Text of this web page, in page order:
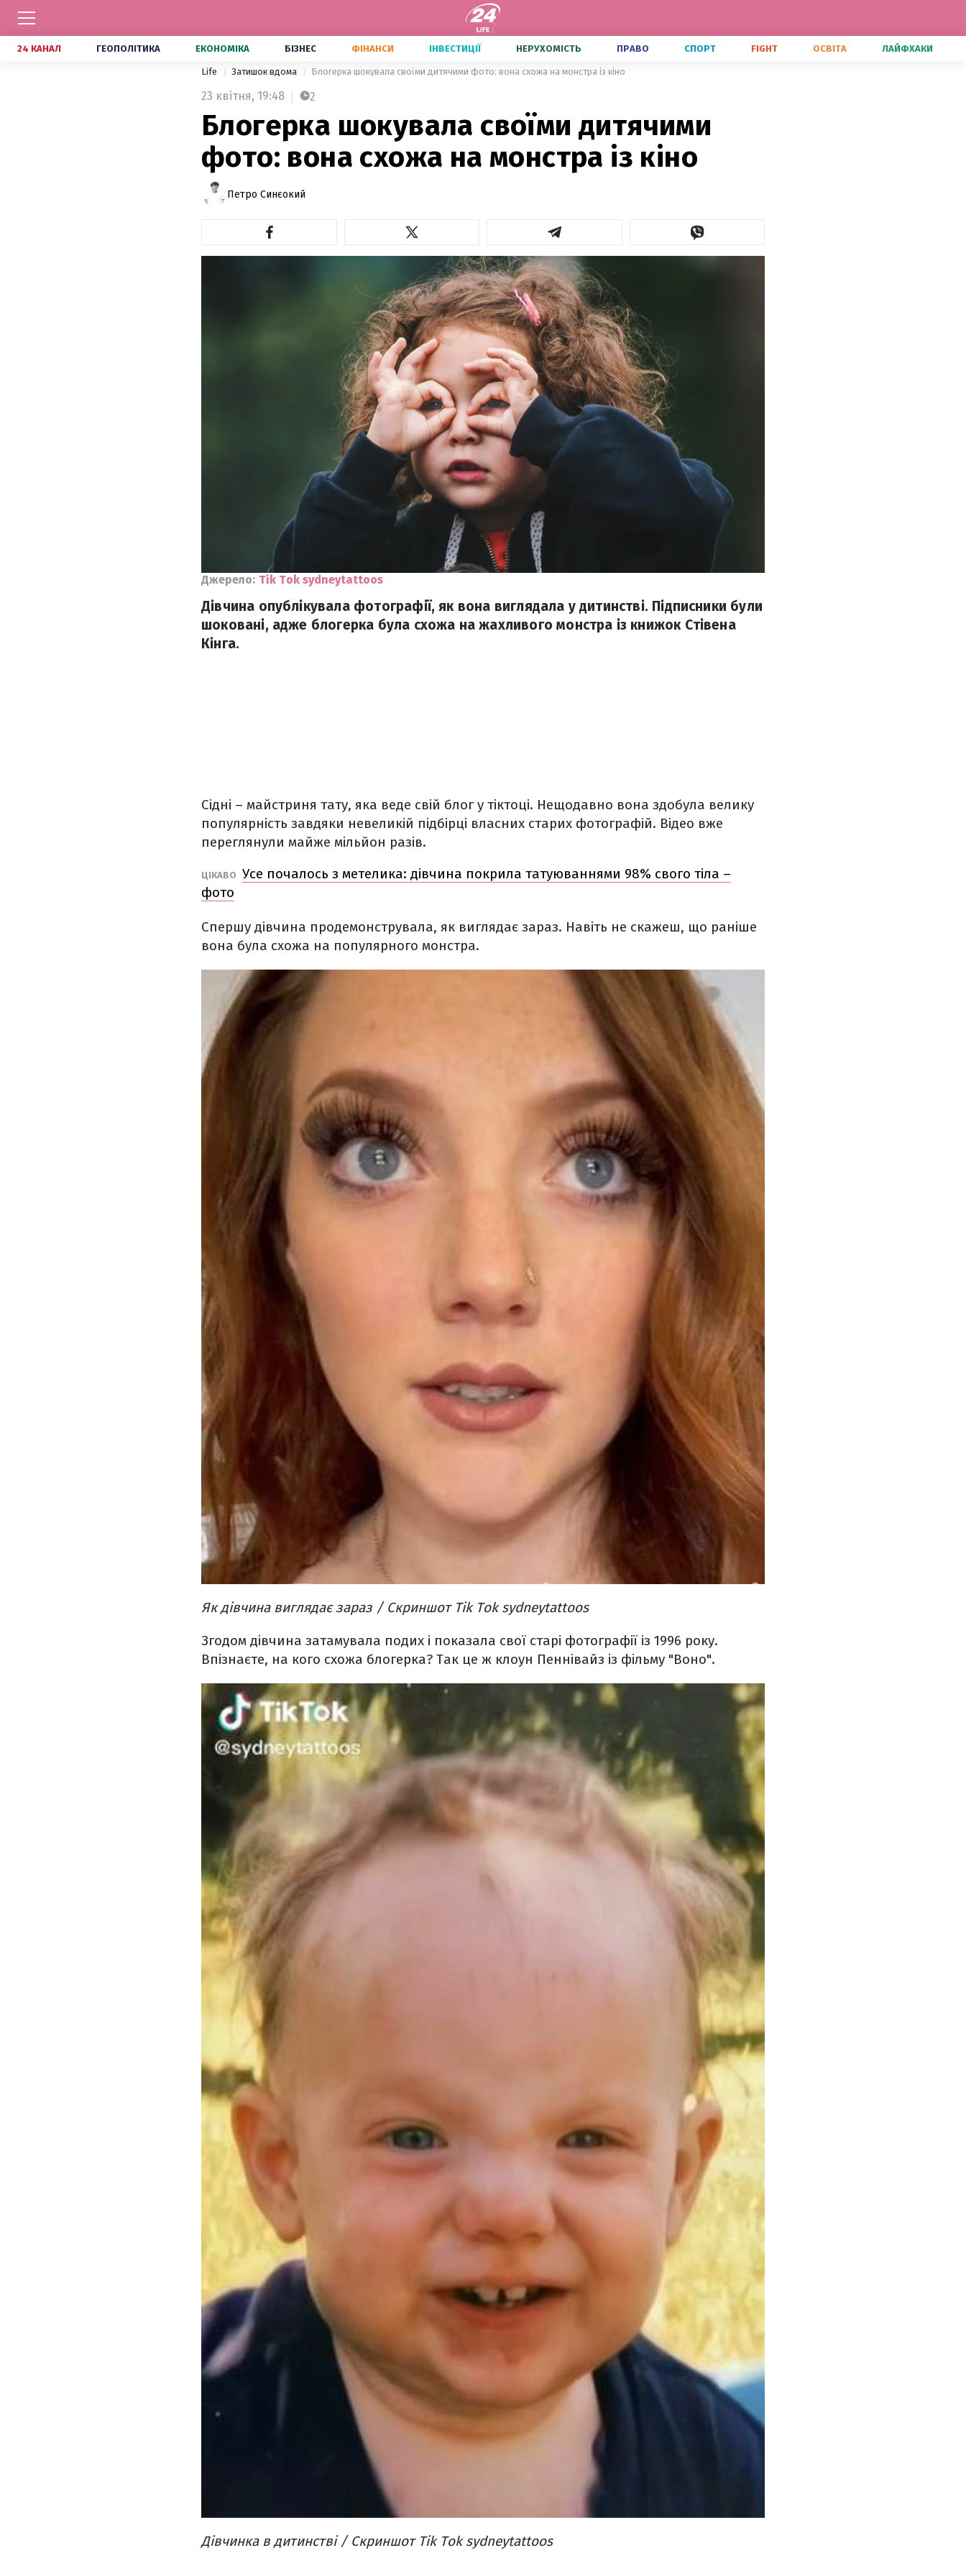
24 КАНАЛ ГЕОПОЛІТИКА ЕКОНОМІКА БІЗНЕС ФІНАНСИ ІНВЕСТИЦІЇ НЕРУХОМІСТЬ ПРАВО СПОРТ FIGHT ОСВІТА ЛАЙФХАКИ
Life Затишок вдома Блогерка шокувала своїми дитячими фото: вона схожа на монстра із кіно
23 квітня, 19:48 2
Блогерка шокувала своїми дитячими
фото: вона схожа на монстра із кіно
Петро Синєокий
Джерело: Tik Tok sydneytattoos
Дівчина опублікувала фотографії, як вона виглядала у дитинстві. Підписники були
шоковані, адже блогерка була схожа на жахливого монстра із книжок Стівена
Кінга.
Сідні – майстриня тату, яка веде свій блог у тіктоці. Нещодавно вона здобула велику
популярність завдяки невеликій підбірці власних старих фотографій. Відео вже
переглянули майже мільйон разів.
ЦІКАВО Усе почалось з метелика: дівчина покрила татуюваннями 98% свого тіла –
фото
Спершу дівчина продемонструвала, як виглядає зараз. Навіть не скажеш, що раніше
вона була схожа на популярного монстра.
Як дівчина виглядає зараз / Скриншот Tik Tok sydneytattoos
Згодом дівчина затамувала подих і показала свої старі фотографії із 1996 року.
Впізнаєте, на кого схожа блогерка? Так це ж клоун Пеннівайз із фільму "Воно".
Дівчинка в дитинстві / Скриншот Tik Tok sydneytattoos